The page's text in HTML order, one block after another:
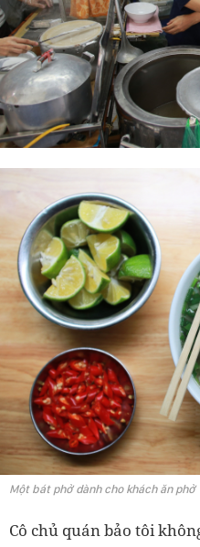
Một bát phở dành cho khách ăn phở
Cô chủ quán bảo tôi